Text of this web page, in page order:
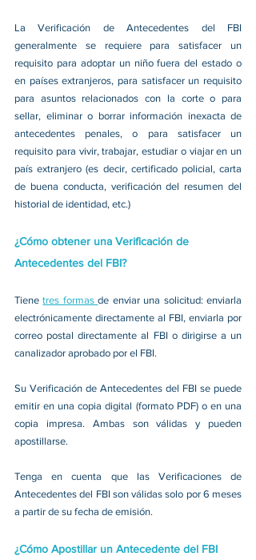
La Verificación de Antecedentes del FBI
generalmente se requiere para satisfacer un
requisito para adoptar un niño fuera del estado o
en países extranjeros, para satisfacer un requisito
para asuntos relacionados con la corte o para
sellar, eliminar o borrar información inexacta de
antecedentes penales, o para satisfacer un
requisito para vivir, trabajar, estudiar o viajar en un
país extranjero (es decir, certificado policial, carta
de buena conducta, verificación del resumen del
historial de identidad, etc.)
¿Cómo obtener una Verificación de
Antecedentes del FBI?
Tiene tres formas de enviar una solicitud: enviarla
electrónicamente directamente al FBI, enviarla por
correo postal directamente al FBI o dirigirse a un
canalizador aprobado por el FBI.
Su Verificación de Antecedentes del FBI se puede
emitir en una copia digital (formato PDF) o en una
copia impresa. Ambas son válidas y pueden
apostillarse.
Tenga en cuenta que las Verificaciones de
Antecedentes del FBI son válidas solo por 6 meses
a partir de su fecha de emisión.
¿Cómo Apostillar un Antecedente del FBI